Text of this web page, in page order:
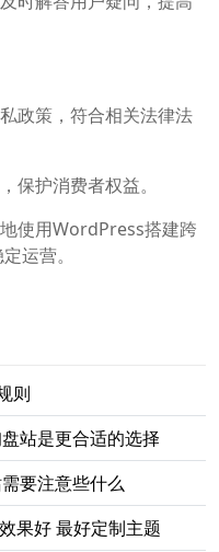
政策，符合相关法律法
保护消费者权益。
使用WordPress搭建跨
运营。
则
站是更合适的选择
要注意些什么
果好 最好定制主题